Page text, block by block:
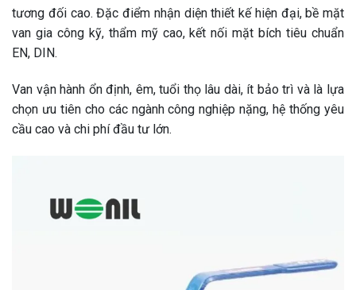
tương đối cao. Đặc điểm nhận diện thiết kế hiện đại, bề mặt
van gia công kỹ, thẩm mỹ cao, kết nối mặt bích tiêu chuẩn
EN, DIN.
Van vận hành ổn định, êm, tuổi thọ lâu dài, ít bảo trì và là lựa
chọn ưu tiên cho các ngành công nghiệp nặng, hệ thống yêu
cầu cao và chi phí đầu tư lớn.